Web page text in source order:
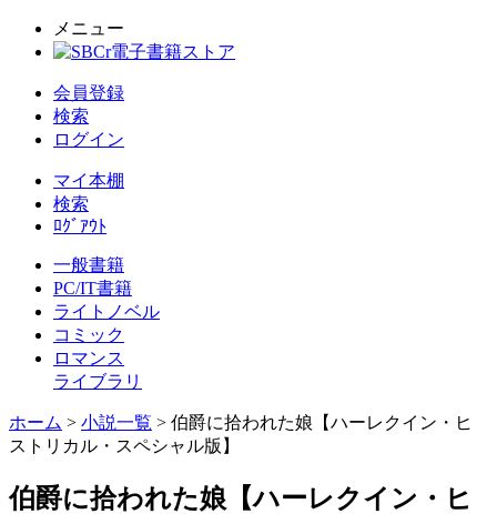
メニュー
会員登録
検索
ログイン
マイ本棚
検索
ﾛｸﾞｱｳﾄ
一般書籍
PC/IT書籍
ライトノベル
コミック
ロマンス
ライブラリ
ホーム > 小説一覧 > 伯爵に拾われた娘【ハーレクイン・ヒ
ストリカル・スペシャル版】
伯爵に拾われた娘【ハーレクイン・ヒ